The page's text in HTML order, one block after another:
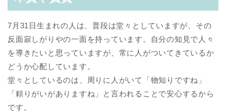
7月31日生まれの人は、普段は堂々としていますが、その
反面寂しがりやの一面を持っています。自分の知見で人々
を導きたいと思っていますが、常に人がついてきているか
どうか心配しています。
堂々としているのは、周りに人がいて「物知りですね」
「頼りがいがありますね」と言われることで安心するから
です。